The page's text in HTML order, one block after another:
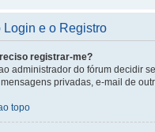
Login e o Registro
registrar-me?
administrador do fórum decidir
privadas, e-mail de
topo